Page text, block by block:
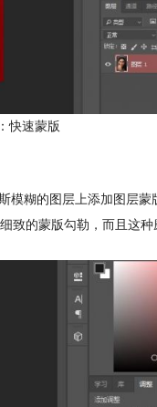
快速蒙版
模糊的图层上添加图层
致的蒙版勾勒，而且这种